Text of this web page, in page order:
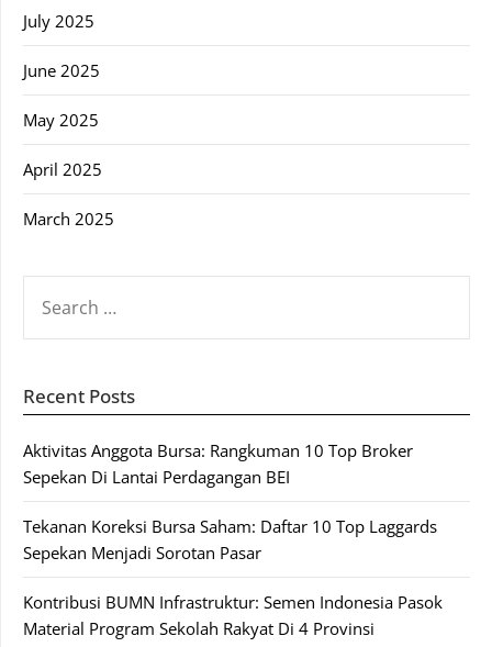
July 2025
June 2025
May 2025
April 2025
March 2025
FOR:
Recent Posts
Aktivitas Anggota Bursa: Rangkuman 10 Top Broker
Sepekan Di Lantai Perdagangan BEI
Tekanan Koreksi Bursa Saham: Daftar 10 Top Laggards
Sepekan Menjadi Sorotan Pasar
Kontribusi BUMN Infrastruktur: Semen Indonesia Pasok
Material Program Sekolah Rakyat Di 4 Provinsi